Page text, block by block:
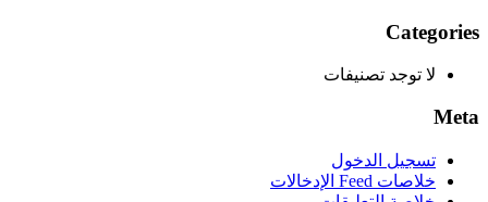
Categories
لا توجد تصنيفات
Meta
تسجيل الدخول
خلاصات Feed الإدخالات